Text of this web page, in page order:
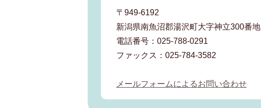
〒949-6192
新潟県南魚沼郡湯沢町大字神立300番地
電話番号：025-788-0291
ファックス：025-784-3582
メールフォームによるお問い合わせ